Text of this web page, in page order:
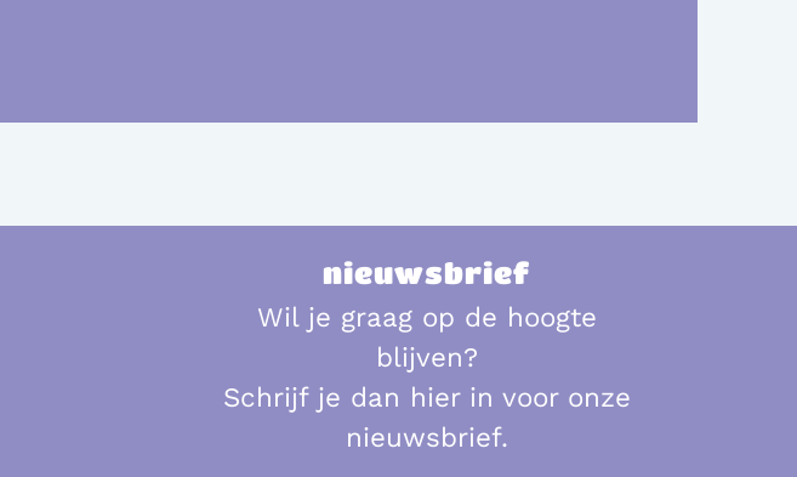
nieuwsbrief
Wil je graag op de hoogte
blijven?
Schrijf je dan hier in voor onze
nieuwsbrief.